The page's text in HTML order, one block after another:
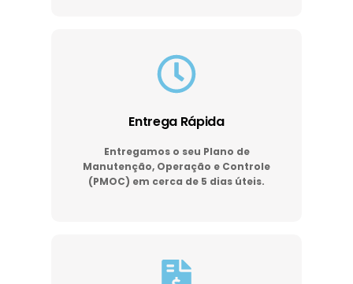
Entrega Rápida
Entregamos o seu Plano de
Manutenção, Operação e Controle
(PMOC) em cerca de 5 dias úteis.